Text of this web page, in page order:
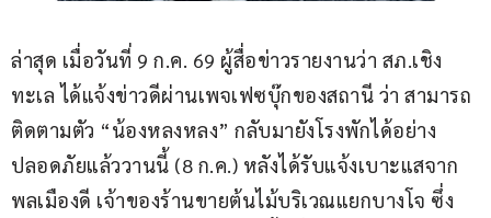
ล่าสุด เมื่อวันที่ 9 ก.ค. 69 ผู้สื่อข่าวรายงานว่า สภ.เชิง
ทะเล ได้แจ้งข่าวดีผ่านเพจเฟซบุ๊กของสถานี ว่า สามารถ
ติดตามตัว “น้องหลงหลง” กลับมายังโรงพักได้อย่าง
ปลอดภัยแล้ววานนี้ (8 ก.ค.) หลังได้รับแจ้งเบาะแสจาก
พลเมืองดี เจ้าของร้านขายต้นไม้บริเวณแยกบางโจ ซึ่ง